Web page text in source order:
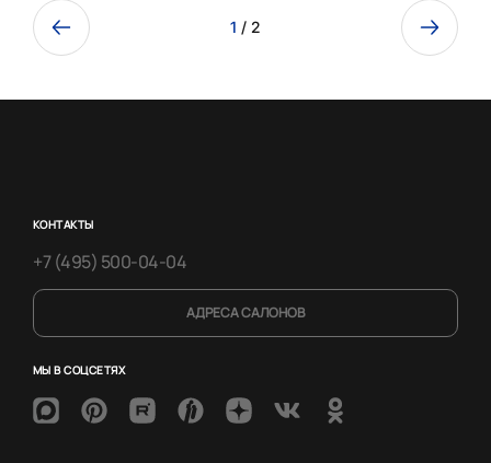
1 / 2
КОНТАКТЫ
+7 (495) 500-04-04
АДРЕСА САЛОНОВ
МЫ В СОЦСЕТЯХ